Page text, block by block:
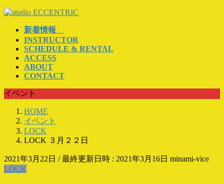
コ
ッ
ナ
移
新着情報
INSTRUCTOR
SCHEDULE & RENTAL
ACCESS
ABOUT
CONTACT
イベント
HOME
イベント
LOCK
LOCK ３月２２日
2021年3月22日 / 最終更新日時 : 2021年3月16日 minami-vice
LOCK